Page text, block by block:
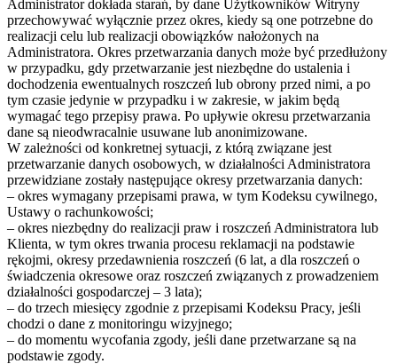
Administrator dokłada starań, by dane Użytkowników Witryny
przechowywać wyłącznie przez okres, kiedy są one potrzebne do
realizacji celu lub realizacji obowiązków nałożonych na
Administratora. Okres przetwarzania danych może być przedłużony
w przypadku, gdy przetwarzanie jest niezbędne do ustalenia i
dochodzenia ewentualnych roszczeń lub obrony przed nimi, a po
tym czasie jedynie w przypadku i w zakresie, w jakim będą
wymagać tego przepisy prawa. Po upływie okresu przetwarzania
dane są nieodwracalnie usuwane lub anonimizowane.
W zależności od konkretnej sytuacji, z którą związane jest
przetwarzanie danych osobowych, w działalności Administratora
przewidziane zostały następujące okresy przetwarzania danych:
– okres wymagany przepisami prawa, w tym Kodeksu cywilnego,
Ustawy o rachunkowości;
– okres niezbędny do realizacji praw i roszczeń Administratora lub
Klienta, w tym okres trwania procesu reklamacji na podstawie
rękojmi, okresy przedawnienia roszczeń (6 lat, a dla roszczeń o
świadczenia okresowe oraz roszczeń związanych z prowadzeniem
działalności gospodarczej – 3 lata);
– do trzech miesięcy zgodnie z przepisami Kodeksu Pracy, jeśli
chodzi o dane z monitoringu wizyjnego;
– do momentu wycofania zgody, jeśli dane przetwarzane są na
podstawie zgody.